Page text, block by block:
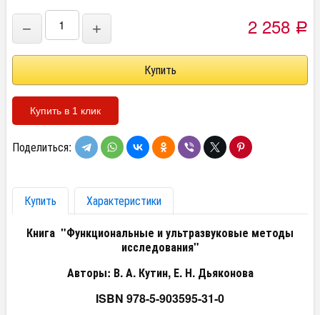
− + 2 258 Р
Купить в 1 клик
Поделиться:
Купить
Характеристики
Книга "Функциональные и ультразвуковые методы
исследования"
Авторы: В. А. Кутин, Е. Н. Дьяконова
ISBN 978-5-903595-31-0